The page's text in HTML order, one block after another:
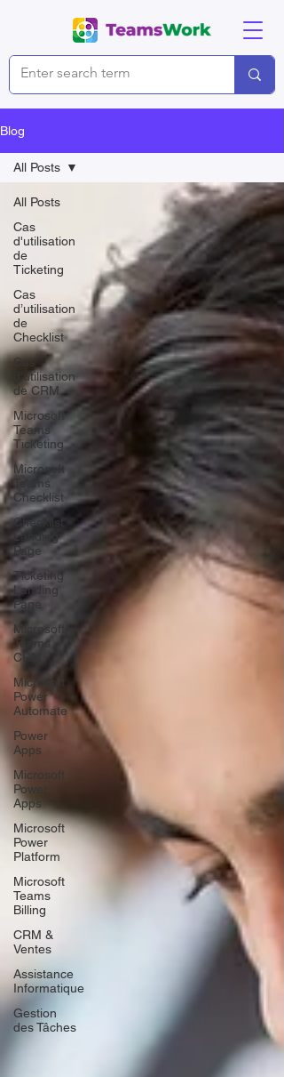
Blog
All Posts
Cas
d'utilisation
de
Ticketing
Cas
d’utilisation
de
Checklist
Cas
d’utilisation
de CRM
Microsoft
Teams
Ticketing
Microsoft
Teams
Checklist
Checklist
Landing
Page
Ticketing
Landing
Page
Microsoft
Teams
CRM
Microsoft
Power
Automate
Power
Apps
Microsoft
Power
Apps
Microsoft
Power
Platform
Microsoft
Teams
Billing
CRM &
Ventes
Assistance
Informatique
Gestion
des Tâches
All Posts